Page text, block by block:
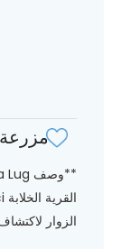
مزرعة
الزوار